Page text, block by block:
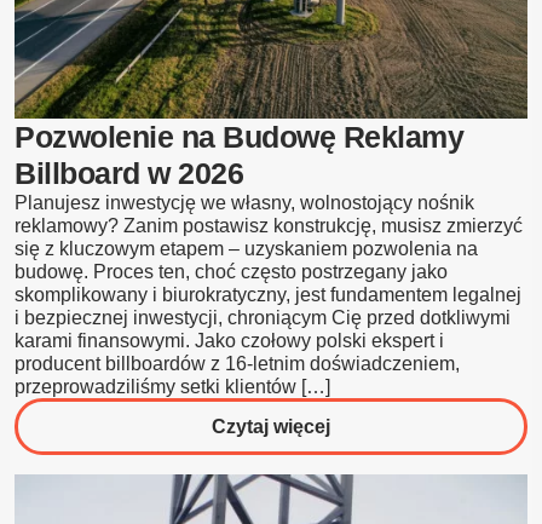
Pozwolenie na Budowę Reklamy
Billboard w 2026
Planujesz inwestycję we własny, wolnostojący nośnik
reklamowy? Zanim postawisz konstrukcję, musisz zmierzyć
się z kluczowym etapem – uzyskaniem pozwolenia na
budowę. Proces ten, choć często postrzegany jako
skomplikowany i biurokratyczny, jest fundamentem legalnej
i bezpiecznej inwestycji, chroniącym Cię przed dotkliwymi
karami finansowymi. Jako czołowy polski ekspert i
producent billboardów z 16-letnim doświadczeniem,
przeprowadziliśmy setki klientów […]
Czytaj więcejo
Pozwolenie
na
Budowę